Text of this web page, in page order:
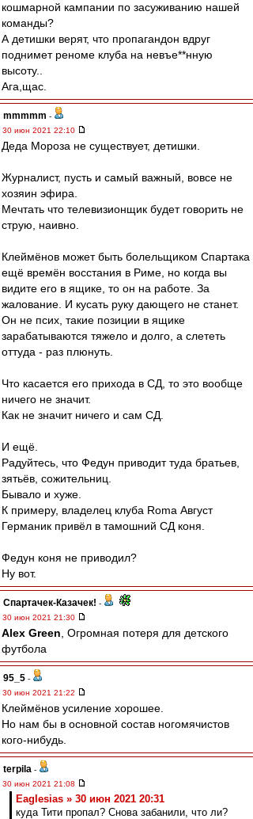
кошмарной кампании по засуживанию нашей
команды?
А детишки верят, что пропагандон вдруг
поднимет реноме клуба на невъе**нную
высоту..
Ага,щас.
mmmmm -
30 июн 2021 22:10
Деда Мороза не существует, детишки.
Журналист, пусть и самый важный, вовсе не
хозяин эфира.
Мечтать что телевизионщик будет говорить не
струю, наивно.
Клеймёнов может быть болельщиком Спартака
ещё времён восстания в Риме, но когда вы
видите его в ящике, то он на работе. За
жалование. И кусать руку дающего не станет.
Он не псих, такие позиции в ящике
зарабатываются тяжело и долго, а слететь
оттуда - раз плюнуть.
Что касается его прихода в СД, то это вообще
ничего не значит.
Как не значит ничего и сам СД.
И ещё.
Радуйтесь, что Федун приводит туда братьев,
зятьёв, сожительниц.
Бывало и хуже.
К примеру, владелец клуба Roma Август
Германик привёл в тамошний СД коня.
Федун коня не приводил?
Ну вот.
Спартачек-Казачек! -
30 июн 2021 21:30
Alex Green , Огромная потеря для детского
футбола
95_5 -
30 июн 2021 21:22
Клеймёнов усиление хорошее.
Но нам бы в основной состав ногомячистов
кого-нибудь.
terpila -
30 июн 2021 21:08
Eaglesias » 30 июн 2021 20:31
куда Тити пропал? Снова забанили, что ли?